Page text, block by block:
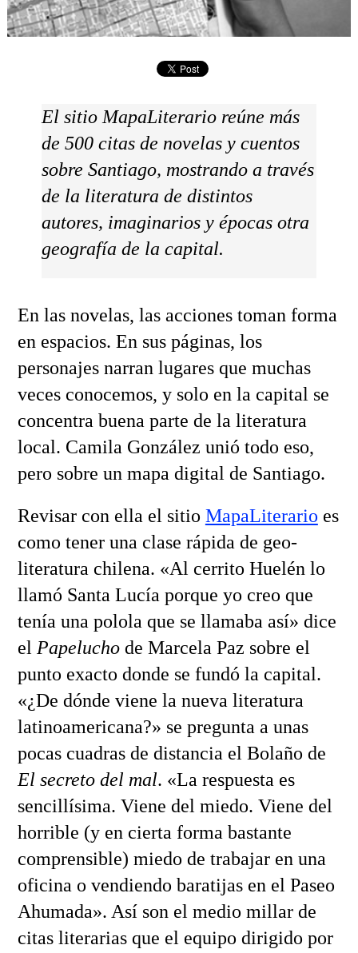
El sitio MapaLiterario reúne más
de 500 citas de novelas y cuentos
sobre Santiago, mostrando a través
de la literatura de distintos
autores, imaginarios y épocas otra
geografía de la capital.
En las novelas, las acciones toman forma
en espacios. En sus páginas, los
personajes narran lugares que muchas
veces conocemos, y solo en la capital se
concentra buena parte de la literatura
local. Camila González unió todo eso,
pero sobre un mapa digital de Santiago.
Revisar con ella el sitio MapaLiterario es
como tener una clase rápida de geo-
literatura chilena. «Al cerrito Huelén lo
llamó Santa Lucía porque yo creo que
tenía una polola que se llamaba así» dice
el Papeluchode Marcela Paz sobre el
punto exacto donde se fundó la capital.
«¿De dónde viene la nueva literatura
latinoamericana?» se pregunta a unas
pocas cuadras de distancia el Bolaño de
El secreto del mal. «La respuesta es
sencillísima. Viene del miedo. Viene del
horrible (y en cierta forma bastante
comprensible) miedo de trabajar en una
oficina o vendiendo baratijas en el Paseo
Ahumada». Así son el medio millar de
citas literarias que el equipo dirigido por